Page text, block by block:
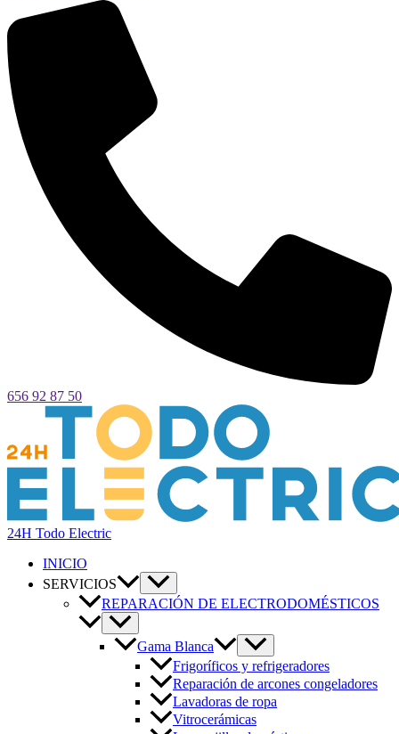
656 92 87 50
24H Todo Electric
INICIO
SERVICIOS
REPARACIÓN DE ELECTRODOMÉSTICOS
Gama Blanca
Frigoríficos y refrigeradores
Reparación de arcones congeladores
Lavadoras de ropa
Vitrocerámicas